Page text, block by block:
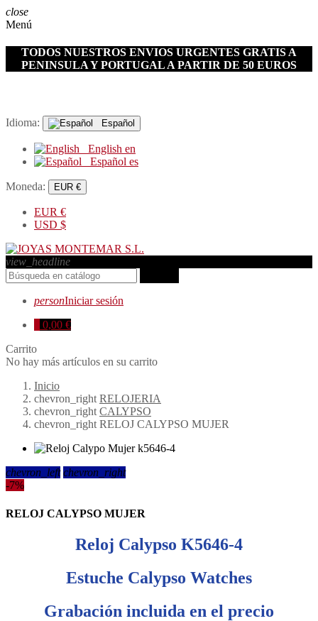
close
Menú
TODOS NUESTROS ENVIOS URGENTES GRATIS A
PENINSULA Y PORTUGAL A PARTIR DE 50 EUROS
Idioma: Español
English en
Español es
Moneda: EUR €
EUR €
USD $
view_headline
personIniciar sesión
0,00 €
Carrito
No hay más artículos en su carrito
Inicio
chevron_right RELOJERIA
chevron_right CALYPSO
chevron_right RELOJ CALYPSO MUJER
chevron_left chevron_right
-7%
RELOJ CALYPSO MUJER
Reloj Calypso K5646-4
Estuche Calypso Watches
Grabación incluida en el precio